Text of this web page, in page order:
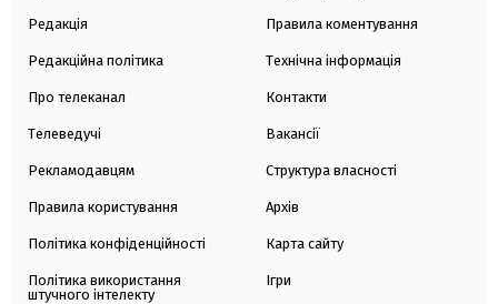
Редакція
Редакційна політика
Про телеканал
Телеведучі
Рекламодавцям
Правила користування
Політика конфіденційності
Політика використання
штучного інтелекту
Правила коментування
Технічна інформація
Контакти
Вакансії
Структура власності
Архів
Карта сайту
Ігри